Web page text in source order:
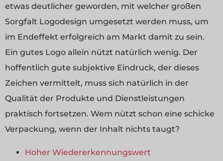
etwas deutlicher geworden, mit welcher großen
Sorgfalt Logodesign umgesetzt werden muss, um
im Endeffekt erfolgreich am Markt damit zu sein.
Ein gutes Logo allein nützt natürlich wenig. Der
hoffentlich gute subjektive Eindruck, der dieses
Zeichen vermittelt, muss sich natürlich in der
Qualität der Produkte und Dienstleistungen
praktisch fortsetzen. Wem nützt schon eine schicke
Verpackung, wenn der Inhalt nichts taugt?
Hoher Wiedererkennungswert